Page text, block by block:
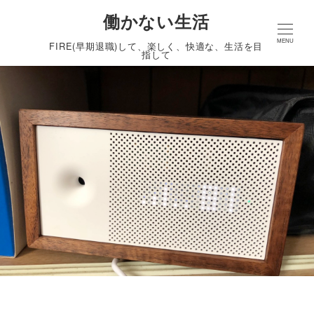
働かない生活
FIRE(早期退職)して、楽しく、快適な、生活を目
指して
MENU